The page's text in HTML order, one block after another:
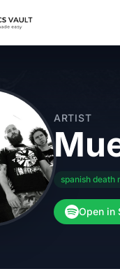
ARTIST
spanish death
Open in